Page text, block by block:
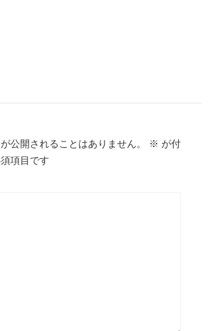
公開されることはありません。 ※ が付
項目です